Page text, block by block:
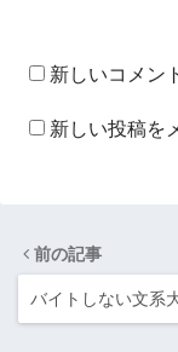
新しいコメン
新しい投稿を
前の記事
バイトしない文系